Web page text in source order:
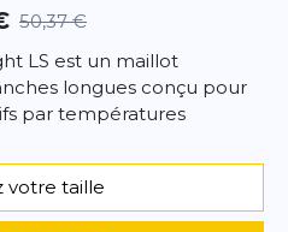
50,37 €
LS est un maillot
longues conçu pour
par températures
votre taille